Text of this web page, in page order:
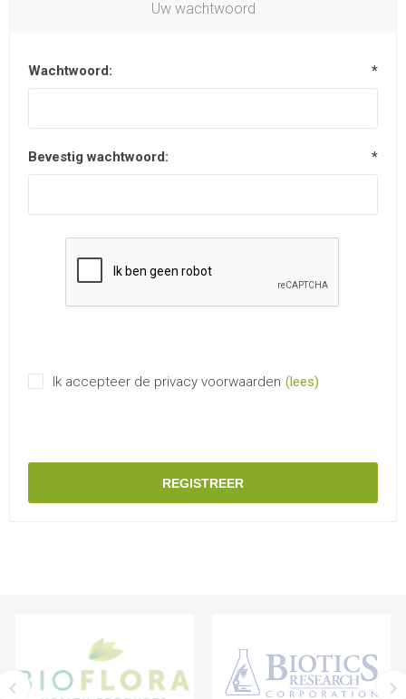
Uw wachtwoord
Wachtwoord: *
Bevestig wachtwoord: *
Ik accepteer de privacy voorwaarden (lees)
REGISTREER